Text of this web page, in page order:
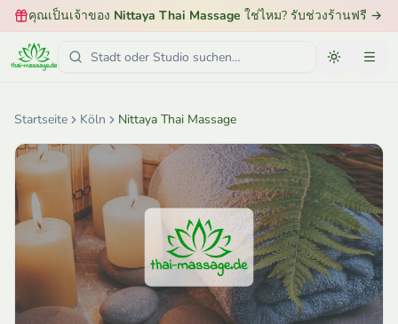
คุณเป็นเจ้าของ Nittaya Thai Massage ใช่ไหม? รับช่วงร้านฟรี →
Startseite Köln Nittaya Thai Massage